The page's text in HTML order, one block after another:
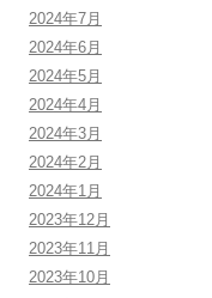
2024年7月
2024年6月
2024年5月
2024年4月
2024年3月
2024年2月
2024年1月
2023年12月
2023年11月
2023年10月